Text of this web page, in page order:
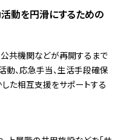
動を円滑にするための
共機関などが再開するまで
、応急手当、生活手段確保
た相互支援をサポートする